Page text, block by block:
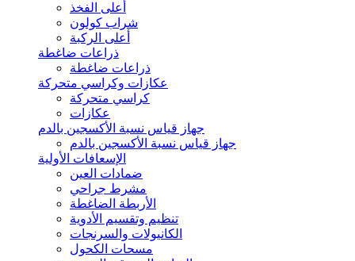
أعلى الفخذ
شراب كولون
أعلى الركبة
ذراعات ضاغطة
ذراعات ضاغطة
عكازات وكراسي متحركة
كراسي متحركة
عكازات
جهاز قياس نسبة الأكسجين بالدم
جهاز قياس نسبة الأكسجين بالدم
الإسعافات الأولية
ضمادات العين
مشرط جراحي
الأربطة الضاغطة
تنظيم وتقسيم الأدوية
الكانيولات والسرنجات
مسحات الكحول